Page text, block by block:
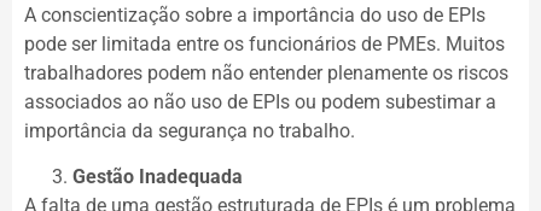
A conscientização sobre a importância do uso de EPIs
pode ser limitada entre os funcionários de PMEs. Muitos
trabalhadores podem não entender plenamente os riscos
associados ao não uso de EPIs ou podem subestimar a
importância da segurança no trabalho.
Gestão Inadequada
A falta de uma gestão estruturada de EPIs é um problema